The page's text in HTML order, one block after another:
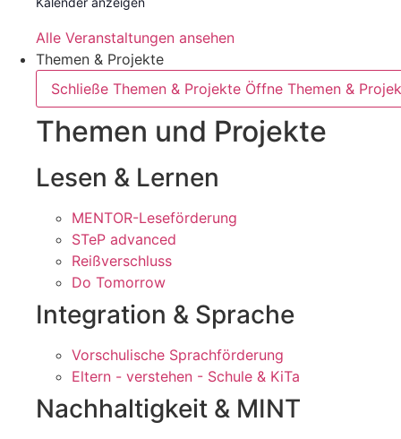
Alle Veranstaltungen ansehen
Themen & Projekte
Schließe Themen & Projekte Öffne Themen &
Themen und Projekte
Lesen & Lernen
MENTOR-Leseförderung
STeP advanced
Reißverschluss
Do Tomorrow
Integration & Sprache
Vorschulische Sprachförderung
Eltern - verstehen - Schule & KiTa
Nachhaltigkeit & MINT